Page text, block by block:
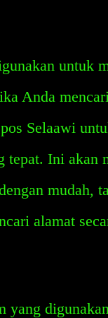
untuk
Anda
Selaawi
tepat. Ini akan
mudah,
alamat
yang